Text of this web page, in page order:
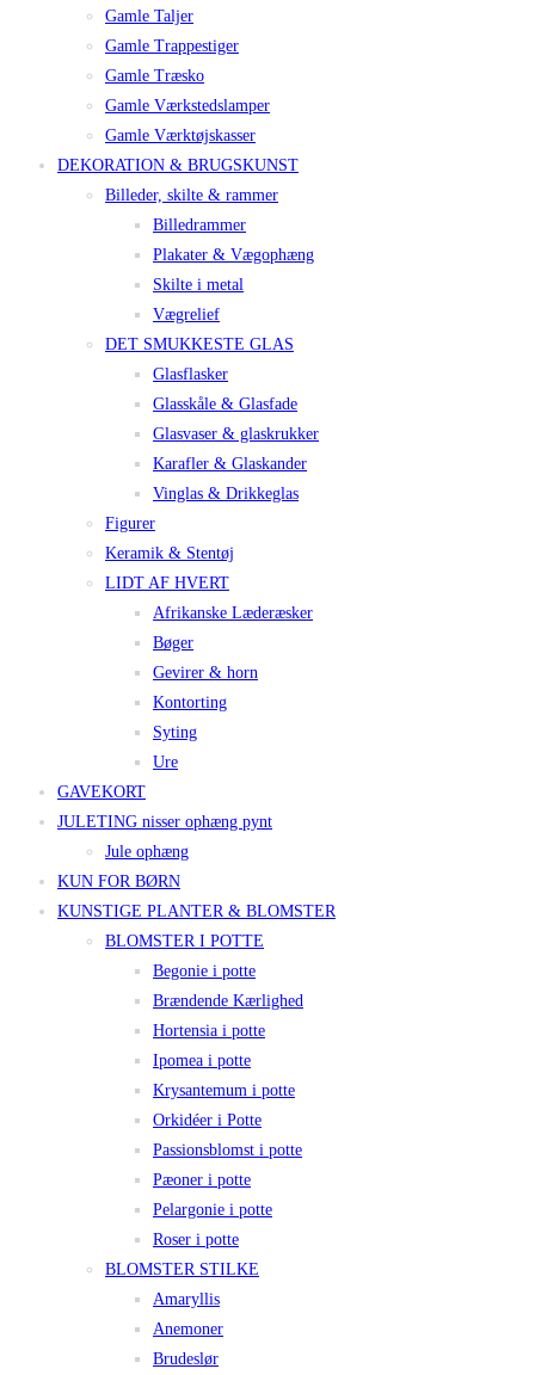
Gamle Taljer
Gamle Trappestiger
Gamle Træsko
Gamle Værkstedslamper
Gamle Værktøjskasser
DEKORATION & BRUGSKUNST
Billeder, skilte & rammer
Billedrammer
Plakater & Vægophæng
Skilte i metal
Vægrelief
DET SMUKKESTE GLAS
Glasflasker
Glasskåle & Glasfade
Glasvaser & glaskrukker
Karafler & Glaskander
Vinglas & Drikkeglas
Figurer
Keramik & Stentøj
LIDT AF HVERT
Afrikanske Læderæsker
Bøger
Gevirer & horn
Kontorting
Syting
Ure
GAVEKORT
JULETING nisser ophæng pynt
Jule ophæng
KUN FOR BØRN
KUNSTIGE PLANTER & BLOMSTER
BLOMSTER I POTTE
Begonie i potte
Brændende Kærlighed
Hortensia i potte
Ipomea i potte
Krysantemum i potte
Orkidéer i Potte
Passionsblomst i potte
Pæoner i potte
Pelargonie i potte
Roser i potte
BLOMSTER STILKE
Amaryllis
Anemoner
Brudeslør